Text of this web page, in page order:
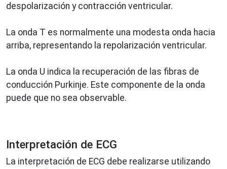
despolarización y contracción ventricular.
La onda T es normalmente una modesta onda hacia
arriba, representando la repolarización ventricular.
La onda U indica la recuperación de las fibras de
conducción Purkinje. Este componente de la onda
puede que no sea observable.
Interpretación de ECG
La interpretación de ECG debe realizarse utilizando